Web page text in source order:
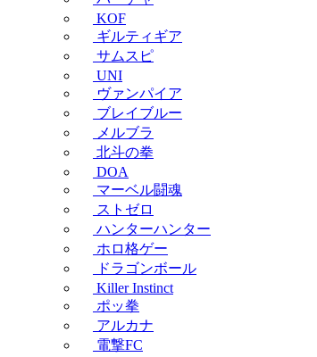
KOF
ギルティギア
サムスピ
UNI
ヴァンパイア
ブレイブルー
メルブラ
北斗の拳
DOA
マーベル闘魂
ストゼロ
ハンターハンター
ホロ格ゲー
ドラゴンボール
Killer Instinct
ポッ拳
アルカナ
電撃FC